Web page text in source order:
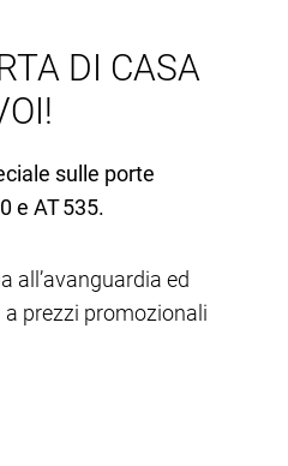
DI CASA
sulle porte
e AT 535.
all’avanguardia ed
prezzi promozionali